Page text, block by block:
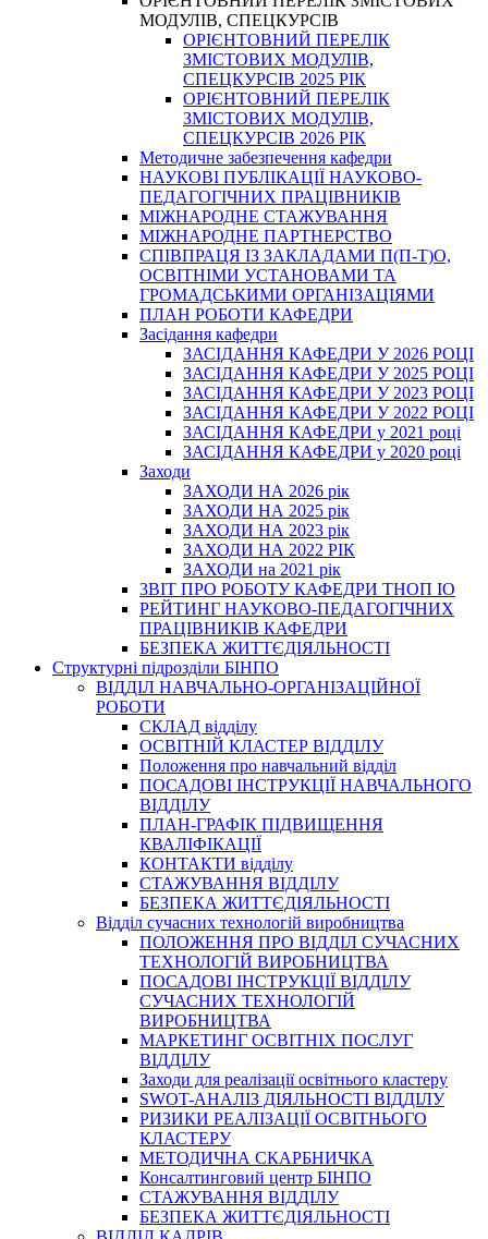
МОДУЛІВ, СПЕЦКУРСІВ
ОРІЄНТОВНИЙ ПЕРЕЛІК
ЗМІСТОВИХ МОДУЛІВ,
СПЕЦКУРСІВ 2025 РІК
ОРІЄНТОВНИЙ ПЕРЕЛІК
ЗМІСТОВИХ МОДУЛІВ,
СПЕЦКУРСІВ 2026 РІК
Методичне забезпечення кафедри
НАУКОВІ ПУБЛІКАЦІЇ НАУКОВО-
ПЕДАГОГІЧНИХ ПРАЦІВНИКІВ
МІЖНАРОДНЕ СТАЖУВАННЯ
МІЖНАРОДНЕ ПАРТНЕРСТВО
СПІВПРАЦЯ ІЗ ЗАКЛАДАМИ П(П-Т)О,
ОСВІТНІМИ УСТАНОВАМИ ТА
ГРОМАДСЬКИМИ ОРГАНІЗАЦІЯМИ
ПЛАН РОБОТИ КАФЕДРИ
Засідання кафедри
ЗАСІДАННЯ КАФЕДРИ У 2026 РОЦІ
ЗАСІДАННЯ КАФЕДРИ У 2025 РОЦІ
ЗАСІДАННЯ КАФЕДРИ У 2023 РОЦІ
ЗАСІДАННЯ КАФЕДРИ У 2022 РОЦІ
ЗАСІДАННЯ КАФЕДРИ у 2021 році
ЗАСІДАННЯ КАФЕДРИ у 2020 році
Заходи
ЗАХОДИ НА 2026 рік
ЗАХОДИ НА 2025 рік
ЗАХОДИ НА 2023 рік
ЗАХОДИ НА 2022 РІК
ЗАХОДИ на 2021 рік
3BIT ПРО РОБОТУ КАФЕДРИ ТНОП ІО
РЕЙТИНГ НАУКОВО-ПЕДАГОГІЧНИХ
ПРАЦІВНИКІВ КАФЕДРИ
БЕЗПЕКА ЖИТТЄДІЯЛЬНОСТІ
Структурні підрозділи БІНПО
ВІДДІЛ НАВЧАЛЬНО-ОРГАНІЗАЦІЙНОЇ
РОБОТИ
СКЛАД відділу
ОСВІТНІЙ КЛАСТЕР ВІДДІЛУ
Положення про навчальний вiддiл
ПОСАДОВІ ІНСТРУКЦІЇ НАВЧАЛЬНОГО
ВІДДІЛУ
ПЛАН-ГРАФІК ПІДВИЩЕННЯ
КВАЛІФІКАЦІЇ
КОНТАКТИ відділу
СТАЖУВАННЯ ВІДДІЛУ
БЕЗПЕКА ЖИТТЄДІЯЛЬНОСТІ
Відділ сучасних технологій виробництва
ПОЛОЖЕННЯ ПРО ВІДДІЛ СУЧАСНИХ
ТЕХНОЛОГІЙ ВИРОБНИЦТВА
ПОСАДОВІ ІНСТРУКЦІЇ ВІДДІЛУ
СУЧАСНИХ ТЕХНОЛОГІЙ
ВИРОБНИЦТВА
МАРКЕТИНГ ОСВІТНІХ ПОСЛУГ
ВІДДІЛУ
Заходи для реалізації освітнього кластеру
SWOT-АНАЛІЗ ДІЯЛЬНОСТІ ВІДДІЛУ
РИЗИКИ РЕАЛІЗАЦІЇ ОСВІТНЬОГО
КЛАСТЕРУ
МЕТОДИЧНА СКАРБНИЧКА
Консалтинговий центр БІНПО
СТАЖУВАННЯ ВІДДІЛУ
БЕЗПЕКА ЖИТТЄДІЯЛЬНОСТІ